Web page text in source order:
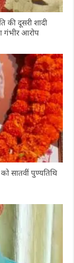
की दूसरी शादी
गंभीर आरोप
सातवीं पुण्यतिथि